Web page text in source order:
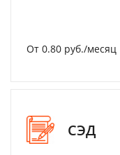
От 0.80 руб./месяц
СЭД